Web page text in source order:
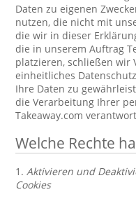
Daten zu eigenen
nutzen, die nicht mit
die wir in dieser
die in unserem Auftrag
platzieren, schließen wir
einheitliches
Ihre Daten zu
die Verarbeitung Ihrer
Takeaway.com
Welche Rechte
1.Aktivieren und
Cookies